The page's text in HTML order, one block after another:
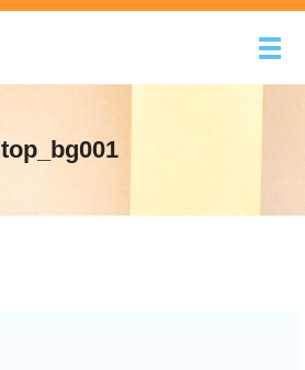
メ
top_bg001